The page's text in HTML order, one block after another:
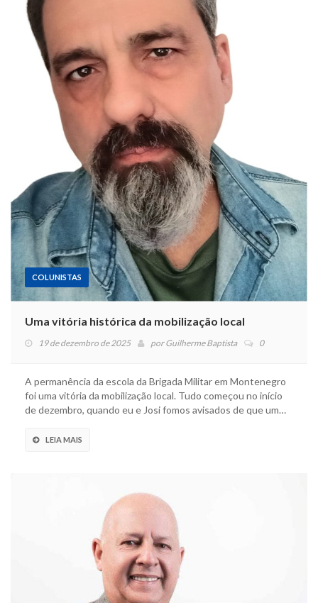
COLUNISTAS
Uma vitória histórica da mobilização local
19 de dezembro de 2025 porGuilherme Baptista 0
A permanência da escola da Brigada Militar em Montenegro
foi uma vitória da mobilização local. Tudo começou no início
de dezembro, quando eu e Josi fomos avisados de que um…
LEIA MAIS